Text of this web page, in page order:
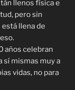
llenos física e
pero sin
llena de
años celebran
sí mismas muy a
vidas, no para